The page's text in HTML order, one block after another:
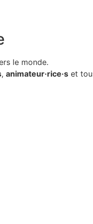
le monde.
, animateur·rice·s et